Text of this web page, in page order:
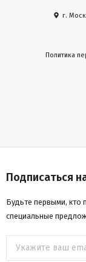
г.
Политика
Подписаться
Будьте первыми, кто
специальные